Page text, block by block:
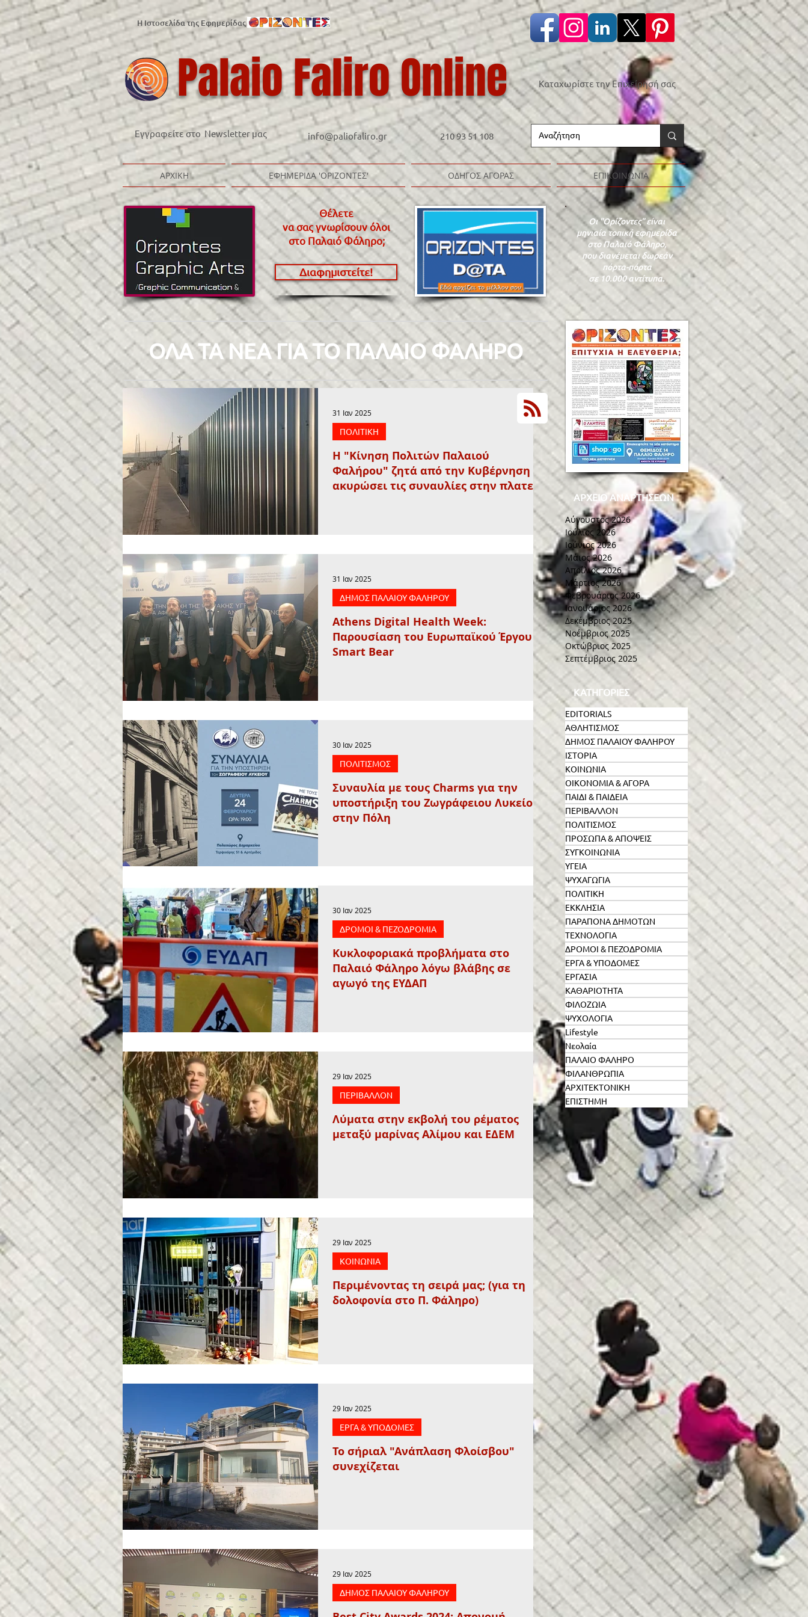
Η Ιστοσελίδα της Εφημερίδας
Palaio Faliro Online
info@paliofaliro.gr 210 93 51 108
Καταχωρίστε την Επιχείρησή σας
ΑΡΧΙΚΗ ΕΦΗΜΕΡΙΔΑ 'ΟΡΙΖΟΝΤΕΣ' ΟΔΗΓΟΣ ΑΓΟΡΑΣ ΕΠΙΚΟΙΝΩΝΙΑ
Εγγραφείτε στο Newsletter μας
Θέλετε
να σας γνωρίσουν όλοι
στο Παλαιό Φάληρο;
Διαφημιστείτε!
Οι "Ορίζοντες" είναι
μηνιαία τοπική εφημερίδα
στο Παλαιό Φάληρο,
που διανέμεται δωρεάν
πόρτα-πόρτα
σε 10.000 αντίτυπα.
ΟΛΑ ΤΑ ΝΕΑ ΓΙΑ ΤΟ ΠΑΛΑΙΟ ΦΑΛΗΡΟ
Η "Κίνηση Πολιτών Παλαιού
Φαλήρου" ζητά από την Κυβέρνηση να
ακυρώσει τις συναυλίες στην πλατεία
ΠΟΛΙΤΙΚΗ
31 Ιαν 2025
Athens Digital Health Week:
Παρουσίαση του Ευρωπαϊκού Έργου
Smart Bear
ΔΗΜΟΣ ΠΑΛΑΙΟΥ ΦΑΛΗΡΟΥ
31 Ιαν 2025
Συναυλία με τους Charms για την
υποστήριξη του Ζωγράφειου Λυκείου
στην Πόλη
ΠΟΛΙΤΙΣΜΟΣ
30 Ιαν 2025
Κυκλοφοριακά προβλήματα στο
Παλαιό Φάληρο λόγω βλάβης σε
αγωγό της ΕΥΔΑΠ
ΔΡΟΜΟΙ & ΠΕΖΟΔΡΟΜΙΑ
30 Ιαν 2025
Λύματα στην εκβολή του ρέματος
μεταξύ μαρίνας Αλίμου και ΕΔΕΜ
ΠΕΡΙΒΑΛΛΟΝ
29 Ιαν 2025
Περιμένοντας τη σειρά μας; (για τη
δολοφονία στο Π. Φάληρο)
ΚΟΙΝΩΝΙΑ
29 Ιαν 2025
Το σήριαλ "Ανάπλαση Φλοίσβου"
συνεχίζεται
ΕΡΓΑ & ΥΠΟΔΟΜΕΣ
29 Ιαν 2025
ΔΗΜΟΣ ΠΑΛΑΙΟΥ ΦΑΛΗΡΟΥ
29 Ιαν 2025
ΑΡΧΕΙΟ ΑΝΑΡΤΗΣΕΩΝ
Αύγουστος 2026
Ιούλιος 2026
Ιούνιος 2026
Μάιος 2026
Απρίλιος 2026
Μάρτιος 2026
Φεβρουάριος 2026
Ιανουάριος 2026
Δεκέμβριος 2025
Νοέμβριος 2025
Οκτώβριος 2025
Σεπτέμβριος 2025
ΚΑΤΗΓΟΡΙΕΣ
EDITORIALS
ΑΘΛΗΤΙΣΜΟΣ
ΔΗΜΟΣ ΠΑΛΑΙΟΥ ΦΑΛΗΡΟΥ
ΙΣΤΟΡΙΑ
ΚΟΙΝΩΝΙΑ
ΟΙΚΟΝΟΜΙΑ & ΑΓΟΡΑ
ΠΑΙΔΙ & ΠΑΙΔΕΙΑ
ΠΕΡΙΒΑΛΛΟΝ
ΠΟΛΙΤΙΣΜΟΣ
ΠΡΟΣΩΠΑ & ΑΠΟΨΕΙΣ
ΣΥΓΚΟΙΝΩΝΙΑ
ΥΓΕΙΑ
ΨΥΧΑΓΩΓΙΑ
ΠΟΛΙΤΙΚΗ
ΕΚΚΛΗΣΙΑ
ΠΑΡΑΠΟΝΑ ΔΗΜΟΤΩΝ
ΤΕΧΝΟΛΟΓΙΑ
ΔΡΟΜΟΙ & ΠΕΖΟΔΡΟΜΙΑ
ΕΡΓΑ & ΥΠΟΔΟΜΕΣ
ΕΡΓΑΣΙΑ
ΚΑΘΑΡΙΟΤΗΤΑ
ΦΙΛΟΖΩΙΑ
ΨΥΧΟΛΟΓΙΑ
Lifestyle
Νεολαία
ΠΑΛΑΙΟ ΦΑΛΗΡΟ
ΦΙΛΑΝΘΡΩΠΙΑ
ΑΡΧΙΤΕΚΤΟΝΙΚΗ
ΕΠΙΣΤΗΜΗ